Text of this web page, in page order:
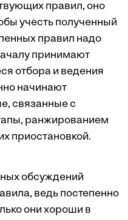
правил, оно
учесть полученный
правил надо
принимают
отбора и ведения
начинают
связанные с
ранжированием
приостановкой.
обсуждений
ведь по­степенно
они хороши в